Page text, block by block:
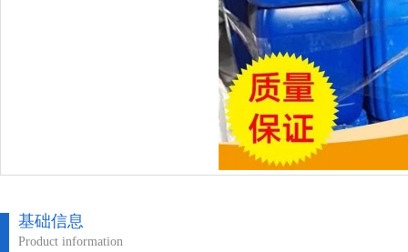
基础信息
Product information